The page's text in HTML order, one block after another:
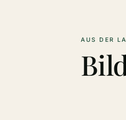
AUS DER